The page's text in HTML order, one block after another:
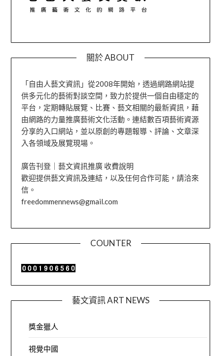
關於 ABOUT
「自由人藝文資訊」從2008年開始，透過網路網站提
供多元化的藝術對談空間，致力於提供一個自由穩定的
平台，定期轉貼展覽、比賽、藝文相關的最新資訊，藉
由網路的力量推廣藝術文化活動。連結數百項藝術資源
分享的入口網站，並以原創的專題報導、評論、文章深
入各領域及展覽現場。
廣告刊登｜藝文資訊推廣 收費說明
歡迎提供藝文資訊及連結，以及任何合作可能，請洽來
信。
freedommennews@gmail.com
COUNTER
藝文資訊 ART NEWS
獎金獵人
視覺中國